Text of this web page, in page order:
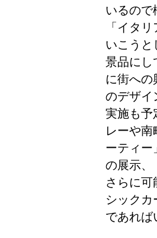
いるの
「イタ
いこうと
景品にし
に街へ
のデザイ
実施も
レーや
ーティー
の展示
さらに
シック
であれ